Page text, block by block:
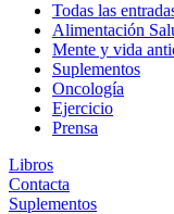
Todas las
Alimentación
Mente y vida
Suplementos
Oncología
Ejercicio
Prensa
Libros
Contacta
Suplementos